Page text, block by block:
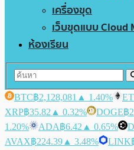
เครื่องขุด
เว็บขุดแบบ Cloud
ห้องเรียน
BTC฿2,128,081 ▲ 1.40%
XRP฿35.82 ▲ 0.32% DOGE฿
1.20%
ADA฿6.42 ▲ 0.65%
AVAX฿224.39 ▲ 3.48% LINK